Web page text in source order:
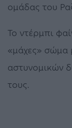
ομάδας του
Το ντέρμπι
«μάχες» σώμα
αστυνομικών
τους.